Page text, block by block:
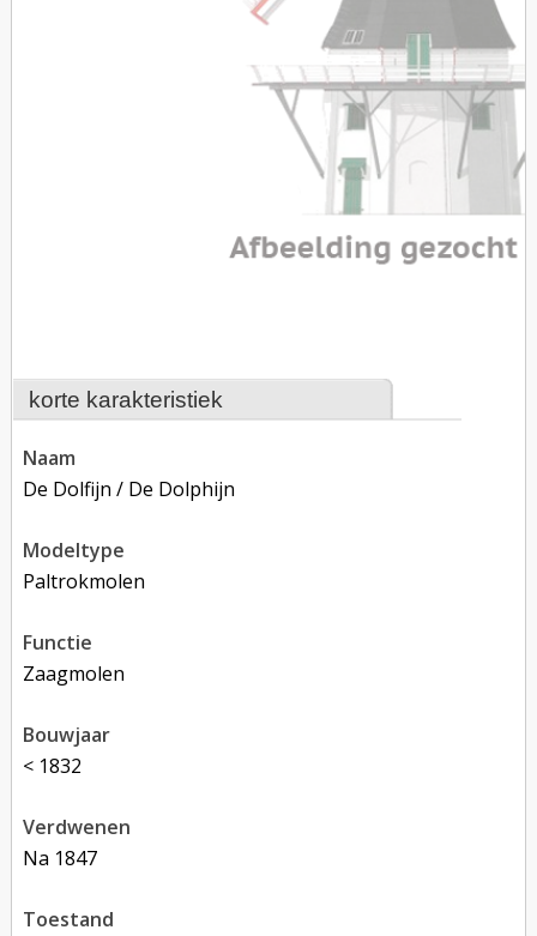
korte karakteristiek
naam
De Dolfijn / De Dolphijn
modeltype
Paltrokmolen
functie
zaagmolen
bouwjaar
< 1832
verdwenen
na 1847
toestand